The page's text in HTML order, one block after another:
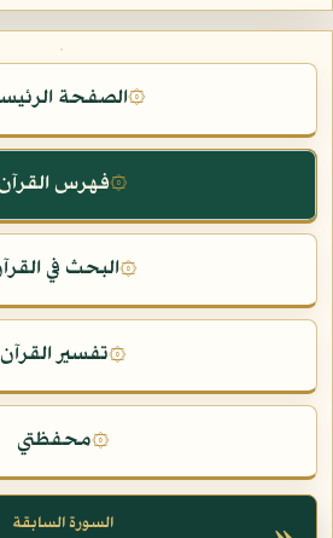
۞الصفحة
۞فهرس
۞البحث في
۞تفسير القرآن
۞محفظتي
السورة السابقة